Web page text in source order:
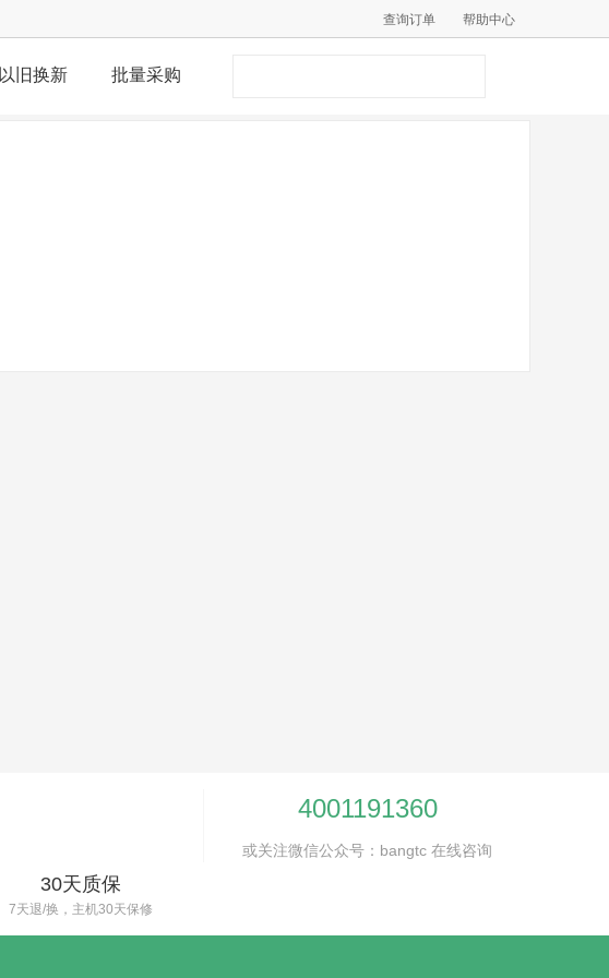
查询订单 帮助中心
以旧换新 批量采购
30天质保
7天退/换，主机30天保修
4001191360
或关注微信公众号：bangtc 在线咨询